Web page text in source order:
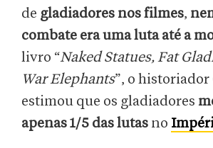
de gladiadores nos filmes,
combate era uma luta até a
livro “Naked Statues, Fat
War Elephants”, o
estimou que os gladiadores
apenas 1/5 das lutas no